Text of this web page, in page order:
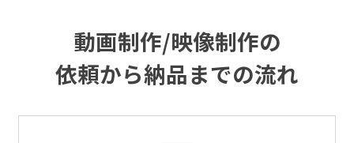
動画制作/映像制作の
依頼から納品までの流れ